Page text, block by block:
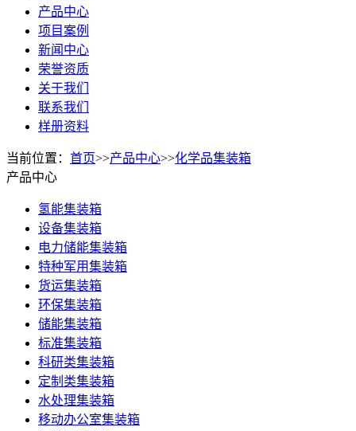
产品中心
项目案例
新闻中心
荣誉资质
关于我们
联系我们
样册资料
当前位置： 首页>>产品中心>>化学品集装箱
产品中心
氢能集装箱
设备集装箱
电力储能集装箱
特种军用集装箱
货运集装箱
环保集装箱
储能集装箱
标准集装箱
科研类集装箱
定制类集装箱
水处理集装箱
移动办公室集装箱